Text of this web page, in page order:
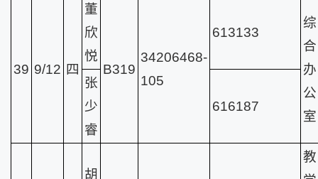
39 9/12 四
董
欣
悦
B319
34206468-
105
613133
综
合
办
公
室
张
少
睿
616187
胡
教